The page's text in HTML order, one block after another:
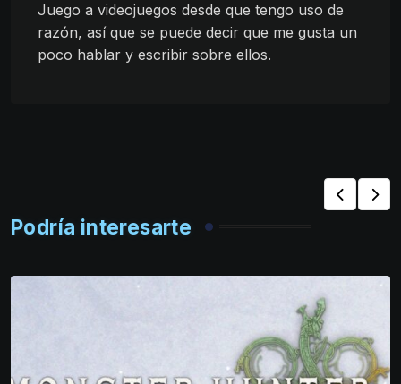
Juego a videojuegos desde que tengo uso de
razón, así que se puede decir que me gusta un
poco hablar y escribir sobre ellos.
Podría interesarte